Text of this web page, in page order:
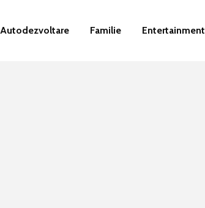
Autodezvoltare Familie Entertainment